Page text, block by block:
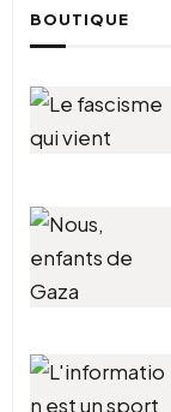
BOUTIQUE